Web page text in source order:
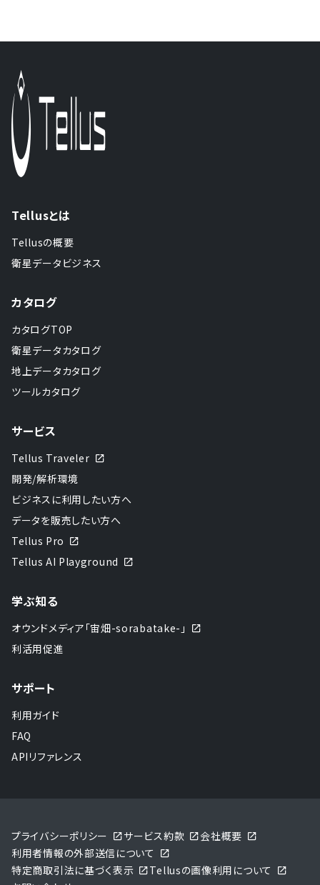
Tellusとは
Tellusの概要
衛星データビジネス
カタログ
カタログTOP
衛星データカタログ
地上データカタログ
ツールカタログ
サービス
Tellus Traveler
開発/解析環境
ビジネスに利用したい方へ
データを販売したい方へ
Tellus Pro
Tellus AI Playground
学ぶ知る
オウンドメディア「宙畑-sorabatake-」
利活用促進
サポート
利用ガイド
FAQ
APIリファレンス
プライバシーポリシー サービス約款
会社概要
利用者情報の外部送信について
特定商取引法に基づく表示
Tellusの画像利用について